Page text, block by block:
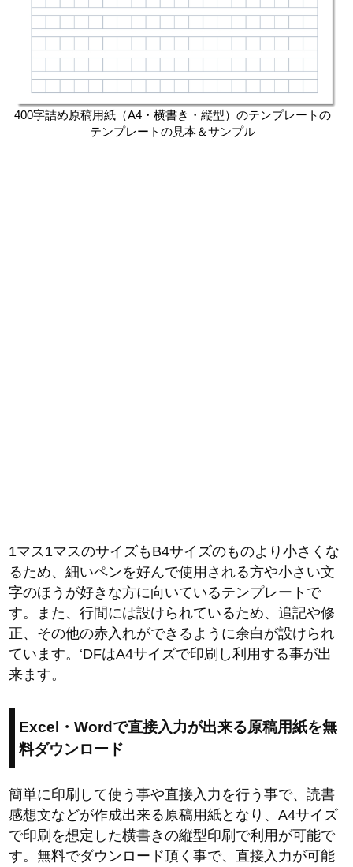
400字詰め原稿用紙（A4・横書き・縦型）のテンプレートの
テンプレートの見本＆サンプル
1マス1マスのサイズもB4サイズのものより小さくな
るため、細いペンを好んで使用される方や小さい文
字のほうが好きな方に向いているテンプレートで
す。また、行間には設けられているため、追記や修
正、その他の赤入れができるように余白が設けられ
ています。‘DFはA4サイズで印刷し利用する事が出
来ます。
Excel・Wordで直接入力が出来る原稿用紙を無
料ダウンロード
簡単に印刷して使う事や直接入力を行う事で、読書
感想文などが作成出来る原稿用紙となり、A4サイズ
で印刷を想定した横書きの縦型印刷で利用が可能で
す。無料でダウンロード頂く事で、直接入力が可能